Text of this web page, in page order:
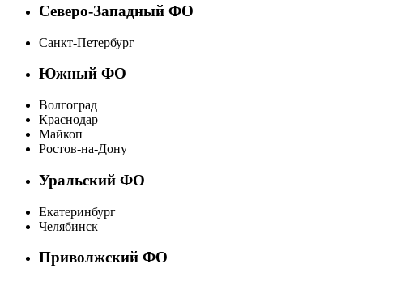
Северо-Западный ФО
Санкт-Петербург
Южный ФО
Волгоград
Краснодар
Майкоп
Ростов-на-Дону
Уральский ФО
Екатеринбург
Челябинск
Приволжский ФО